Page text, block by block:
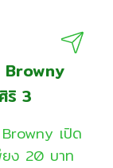
Browny
ริ 3
เปิด
ยง 20 บาท